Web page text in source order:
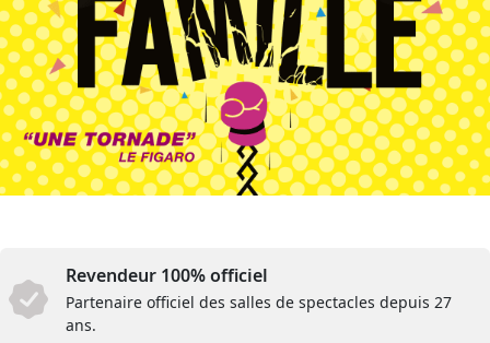
Revendeur 100% officiel
Partenaire officiel des salles de spectacles depuis 27
ans.